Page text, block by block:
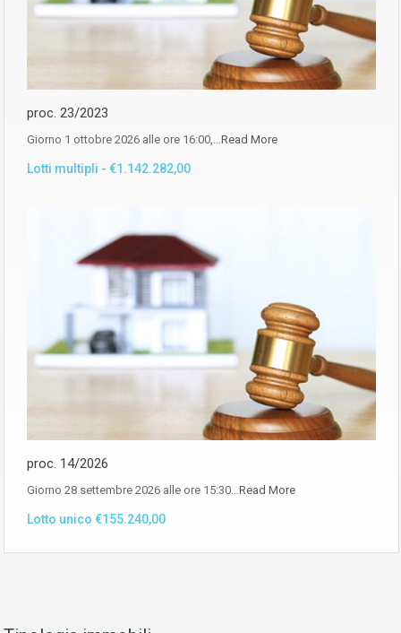
proc. 23/2023
Giorno 1 ottobre 2026 alle ore 16:00,…Read More
Lotti multipli - €1.142.282,00
proc. 14/2026
Giorno 28 settembre 2026 alle ore 15:30… Read More
Lotto unico €155.240,00